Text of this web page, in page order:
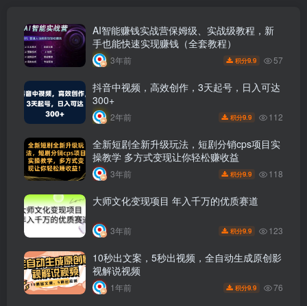
AI智能赚钱实战营保姆级、实战级教程，新
手也能快速实现赚钱（全套教程）
3年前 积分9.9 57
抖音中视频，高效创作，3天起号，日入可达
300+
2年前 积分9.9 112
全新短剧全新升级玩法，短剧分销cps项目实
操教学 多方式变现让你轻松赚收益
3年前 积分9.9 118
大师文化变现项目 年入千万的优质赛道
3年前 积分9.9 123
10秒出文案，5秒出视频，全自动生成原创影
视解说视频
1年前 积分9.9 76